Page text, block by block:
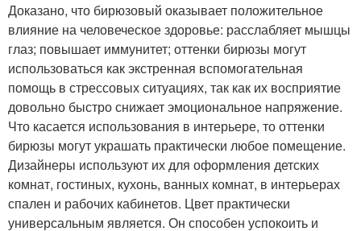
Доказано, что бирюзовый оказывает положительное
влияние на человеческое здоровье: расслабляет мышцы
глаз; повышает иммунитет; оттенки бирюзы могут
использоваться как экстренная вспомогательная
помощь в стрессовых ситуациях, так как их восприятие
довольно быстро снижает эмоциональное напряжение.
Что касается использования в интерьере, то оттенки
бирюзы могут украшать практически любое помещение.
Дизайнеры используют их для оформления детских
комнат, гостиных, кухонь, ванных комнат, в интерьерах
спален и рабочих кабинетов. Цвет практически
универсальным является. Он способен успокоить и